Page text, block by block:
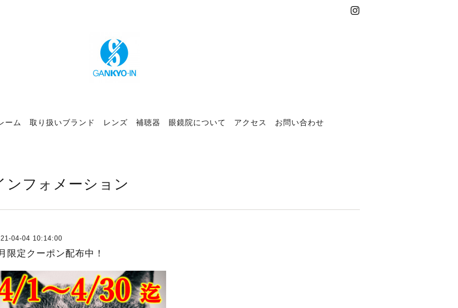
ーム 取り扱いブランド レンズ 補聴器 眼鏡院について アクセス お問い合わせ
ンフォメーション
04-04 10:14:00
限定クーポン配布中！